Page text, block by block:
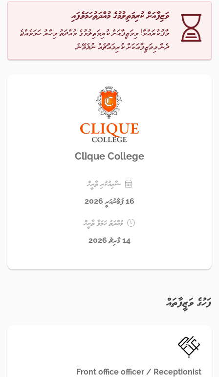
ވަޒިފާއަށް ކުރިމަތިލުމުގެ މުއްދަތުހަމަވެފައި
މާފުކުރައްވާ! މިވަޒީފާއަށް ކުރިމަތިލުމުގެ މުއްދަތު މިހާރު ހަމަވެއްޖެ
ދެން މިވަޒީފާއަކަށް ކުރިމައްޗެއް ނުލެވޭނެ.
Clique College
ޝާޢިއުކުރި ތާރީޚް
16 ފެބްރުއަރީ 2026
މުއްދަތު ހަމަވާ ތާރީޚް
14 މާރިޗު 2026
ފަހުގެ ވަޒީފާތައް
Front office officer / Receptionist